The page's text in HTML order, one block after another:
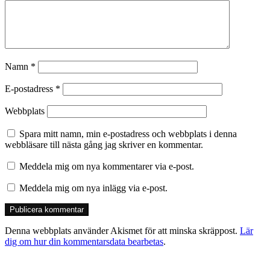
Namn *
E-postadress *
Webbplats
Spara mitt namn, min e-postadress och webbplats i denna
webbläsare till nästa gång jag skriver en kommentar.
Meddela mig om nya kommentarer via e-post.
Meddela mig om nya inlägg via e-post.
Denna webbplats använder Akismet för att minska skräppost. Lär
dig om hur din kommentarsdata bearbetas.